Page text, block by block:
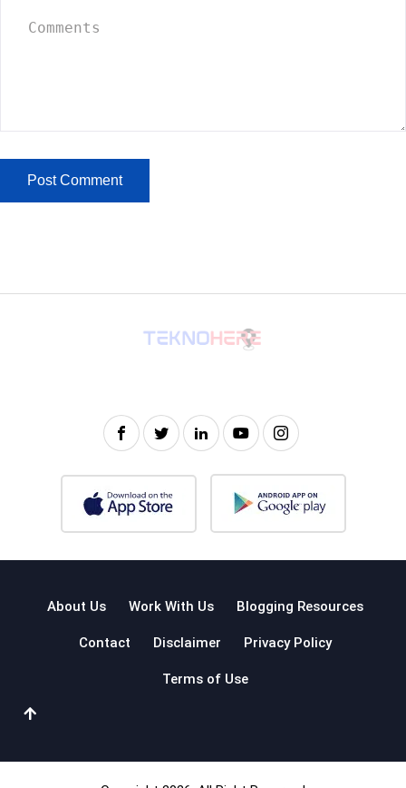
About Us Work With Us Blogging Resources
Contact Disclaimer Privacy Policy
Terms of Use